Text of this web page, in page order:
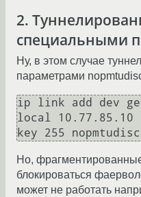
2.
специальными
Ну, в этом случае
параметрами
ip link add dev
local 10.77.85.10
Но,
блокироваться
может не работать